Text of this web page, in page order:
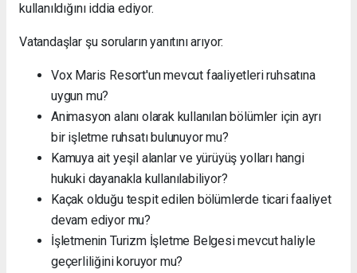
kullanıldığını iddia ediyor.
Vatandaşlar şu soruların yanıtını arıyor:
Vox Maris Resort'un mevcut faaliyetleri ruhsatına
uygun mu?
Animasyon alanı olarak kullanılan bölümler için ayrı
bir işletme ruhsatı bulunuyor mu?
Kamuya ait yeşil alanlar ve yürüyüş yolları hangi
hukuki dayanakla kullanılabiliyor?
Kaçak olduğu tespit edilen bölümlerde ticari faaliyet
devam ediyor mu?
İşletmenin Turizm İşletme Belgesi mevcut haliyle
geçerliliğini koruyor mu?